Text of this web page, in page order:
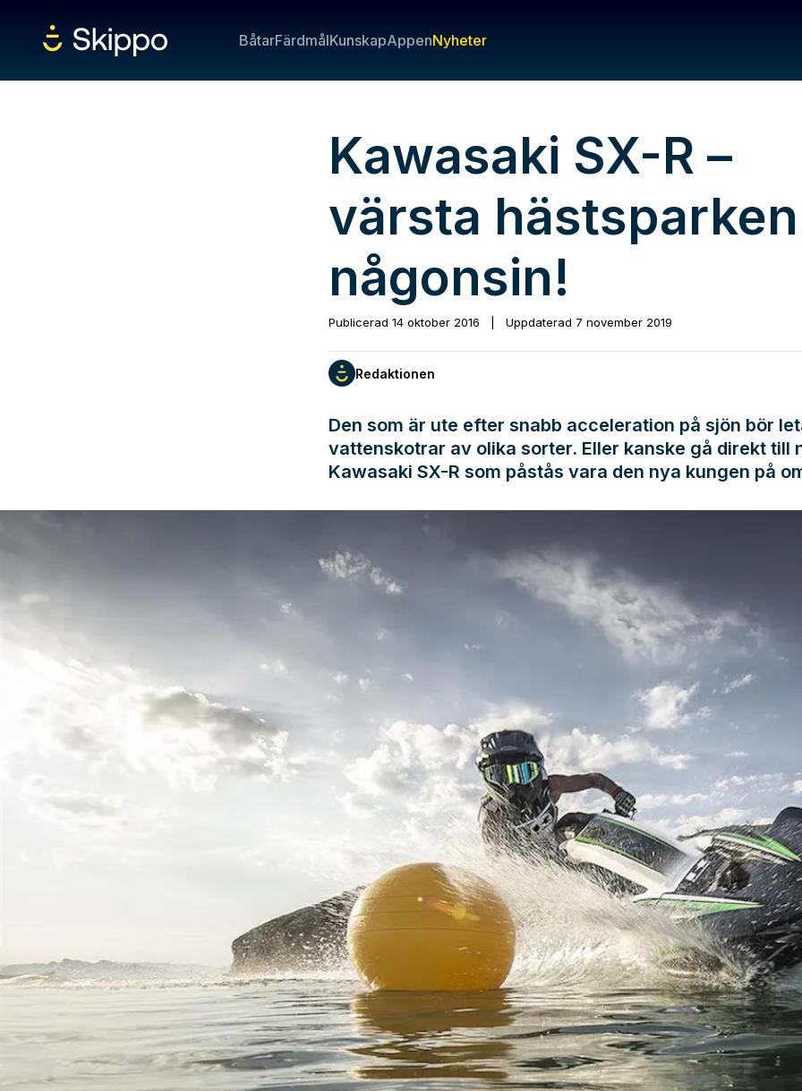
BåtarFärdmålKunskapAppenNyheter
Kawasaki SX-R –
värsta hästsparken
någonsin!
Publicerad 14 oktober 2016 Uppdaterad 7 november 2019
Redaktionen
Den som är ute efter snabb acceleration på sjön bör
vattenskotrar av olika sorter. Eller kanske gå direkt till
Kawasaki SX-R som påstås vara den nya kungen på